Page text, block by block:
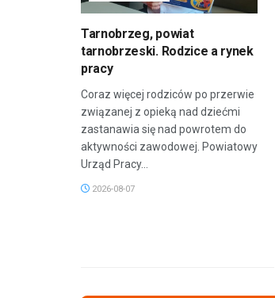
Tarnobrzeg, powiat
tarnobrzeski. Rodzice a rynek
pracy
Coraz więcej rodziców po przerwie
związanej z opieką nad dziećmi
zastanawia się nad powrotem do
aktywności zawodowej. Powiatowy
Urząd Pracy...
2026-08-07